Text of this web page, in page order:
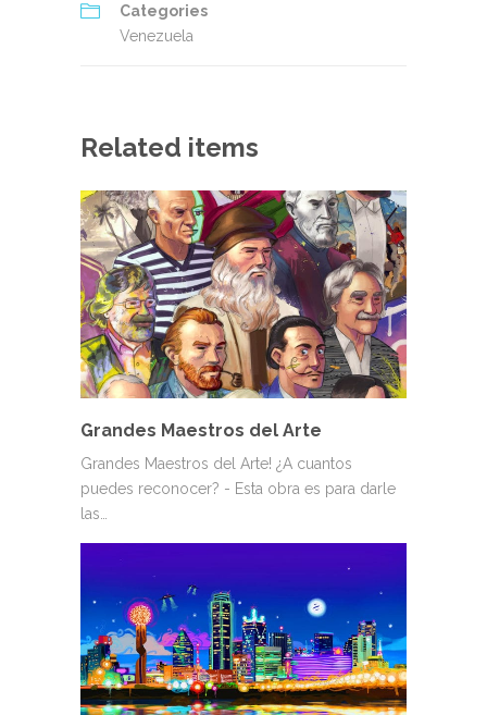
Categories
Venezuela
Related items
Grandes Maestros del Arte
Grandes Maestros del Arte! ¿A cuantos
puedes reconocer? - Esta obra es para darle
las…